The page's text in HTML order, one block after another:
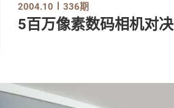
2004.10 336期
5百万像素数码相机对决